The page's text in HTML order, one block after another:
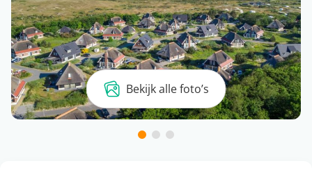
Bekijk alle foto’s